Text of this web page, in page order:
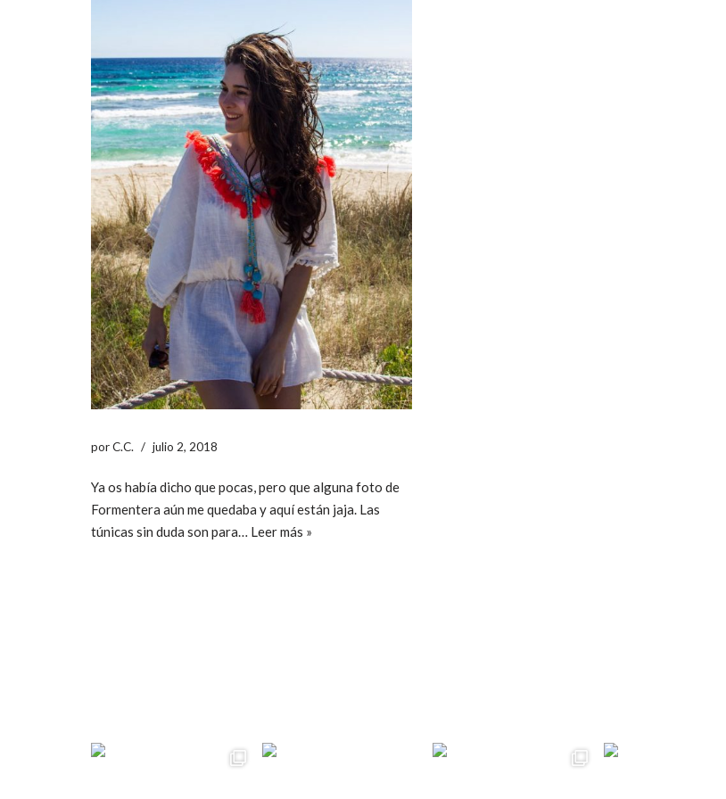
porC.C. julio 2, 2018
Ya os había dicho que pocas, pero que alguna foto de
Formentera aún me quedaba y aquí están jaja. Las
túnicas sin duda son para… Leer más »